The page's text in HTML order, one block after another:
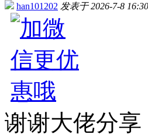
han101202 发表于 2026-7-8
谢谢大佬分享